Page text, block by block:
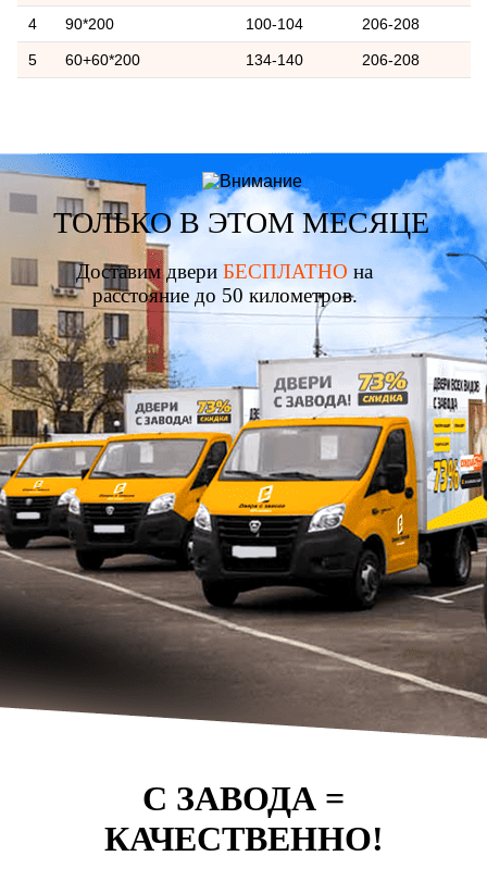
4 90*200 100-104 206-208
5 60+60*200 134-140 206-208
ТОЛЬКО В ЭТОМ МЕСЯЦЕ
Доставим двери БЕСПЛАТНО на
расстояние до 50 километров.
С ЗАВОДА =
КАЧЕСТВЕННО!